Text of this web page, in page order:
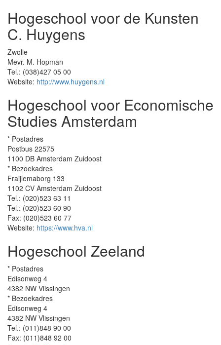
Hogeschool voor de Kunsten
C. Huygens
Zwolle
Mevr. M. Hopman
Tel.: (038)427 05 00
Website: http://www.huygens.nl
Hogeschool voor Economische
Studies Amsterdam
* Postadres
Postbus 22575
1100 DB Amsterdam Zuidoost
* Bezoekadres
Fraijlemaborg 133
1102 CV Amsterdam Zuidoost
Tel.: (020)523 63 11
Tel.: (020)523 60 90
Fax: (020)523 60 77
Website: https://www.hva.nl
Hogeschool Zeeland
* Postadres
Edisonweg 4
4382 NW Vlissingen
* Bezoekadres
Edisonweg 4
4382 NW Vlissingen
Tel.: (011)848 90 00
Fax: (011)848 92 00